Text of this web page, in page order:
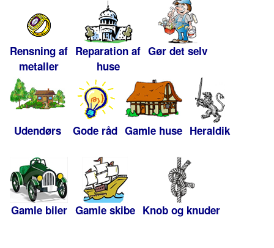
Rensning af
metaller
Reparation af
huse
Gør det selv
Udendørs Gode råd Gamle huse Heraldik
Gamle biler Gamle skibe Knob og knuder